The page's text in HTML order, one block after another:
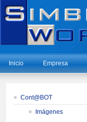
Inicio Empresa
Cont@BOT
Imágenes